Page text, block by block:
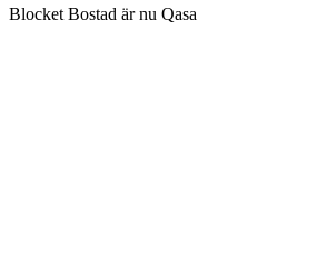
Blocket Bostad är nu Qasa